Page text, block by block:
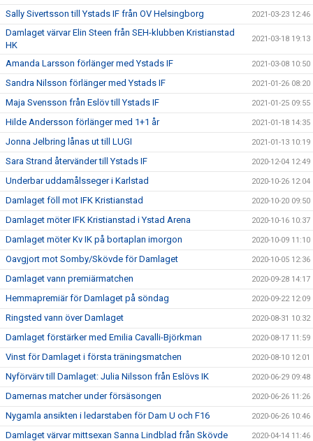
Sally Sivertsson till Ystads IF från OV Helsingborg 2021-03-23 12:46
Damlaget värvar Elin Steen från SEH-klubben Kristianstad
HK
2021-03-18 19:13
Amanda Larsson förlänger med Ystads IF 2021-03-08 10:50
Sandra Nilsson förlänger med Ystads IF 2021-01-26 08:20
Maja Svensson från Eslöv till Ystads IF 2021-01-25 09:55
Hilde Andersson förlänger med 1+1 år 2021-01-18 14:35
Jonna Jelbring lånas ut till LUGI 2021-01-13 10:19
Sara Strand återvänder till Ystads IF 2020-12-04 12:49
Underbar uddamålsseger i Karlstad 2020-10-26 12:04
Damlaget föll mot IFK Kristianstad 2020-10-20 09:50
Damlaget möter IFK Kristianstad i Ystad Arena 2020-10-16 10:37
Damlaget möter Kv IK på bortaplan imorgon 2020-10-09 11:10
Oavgjort mot Somby/Skövde för Damlaget 2020-10-05 12:36
Damlaget vann premiärmatchen 2020-09-28 14:17
Hemmapremiär för Damlaget på söndag 2020-09-22 12:09
Ringsted vann över Damlaget 2020-08-31 10:32
Damlaget förstärker med Emilia Cavalli-Björkman 2020-08-17 11:59
Vinst för Damlaget i första träningsmatchen 2020-08-10 12:01
Nyförvärv till Damlaget: Julia Nilsson från Eslövs IK 2020-06-29 09:48
Damernas matcher under försäsongen 2020-06-26 11:26
Nygamla ansikten i ledarstaben för Dam U och F16 2020-06-26 10:46
Damlaget värvar mittsexan Sanna Lindblad från Skövde 2020-04-14 11:46